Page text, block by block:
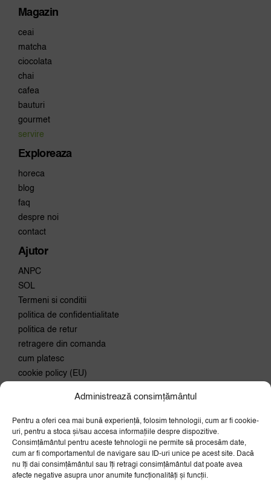
Administrează consimțământul
Pentru a oferi cea mai bună experiență, folosim tehnologii, cum ar fi cookie-
uri, pentru a stoca și/sau accesa informațiile despre dispozitive.
Consimțământul pentru aceste tehnologii ne permite să procesăm date,
cum ar fi comportamentul de navigare sau ID-uri unice pe acest site. Dacă
nu îți dai consimțământul sau îți retragi consimțământul dat poate avea
afecte negative asupra unor anumite funcționalități și funcții.
Magazin
ceai
matcha
ciocolata
chai
cafea
bauturi
gourmet
servire
Exploreaza
horeca
blog
faq
despre noi
contact
Ajutor
ANPC
SOL
Termeni si conditii
politica de confidentialitate
politica de retur
retragere din comanda
cum platesc
cookie policy (EU)
Aboneaza-te la newsletter si
primeste 10% discount la prima
comanda.
OK